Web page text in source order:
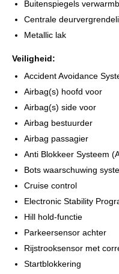
Buitenspiegels
Centrale
Metallic lak
Veiligheid:
Accident Avoidance
Airbag(s) hoofd voor
Airbag(s) side voor
Airbag bestuurder
Airbag passagier
Anti Blokkeer Systeem
Bots waarschuwing
Cruise control
Electronic Stability
Hill hold-functie
Parkeersensor achter
Rijstrooksensor met
Startblokkering